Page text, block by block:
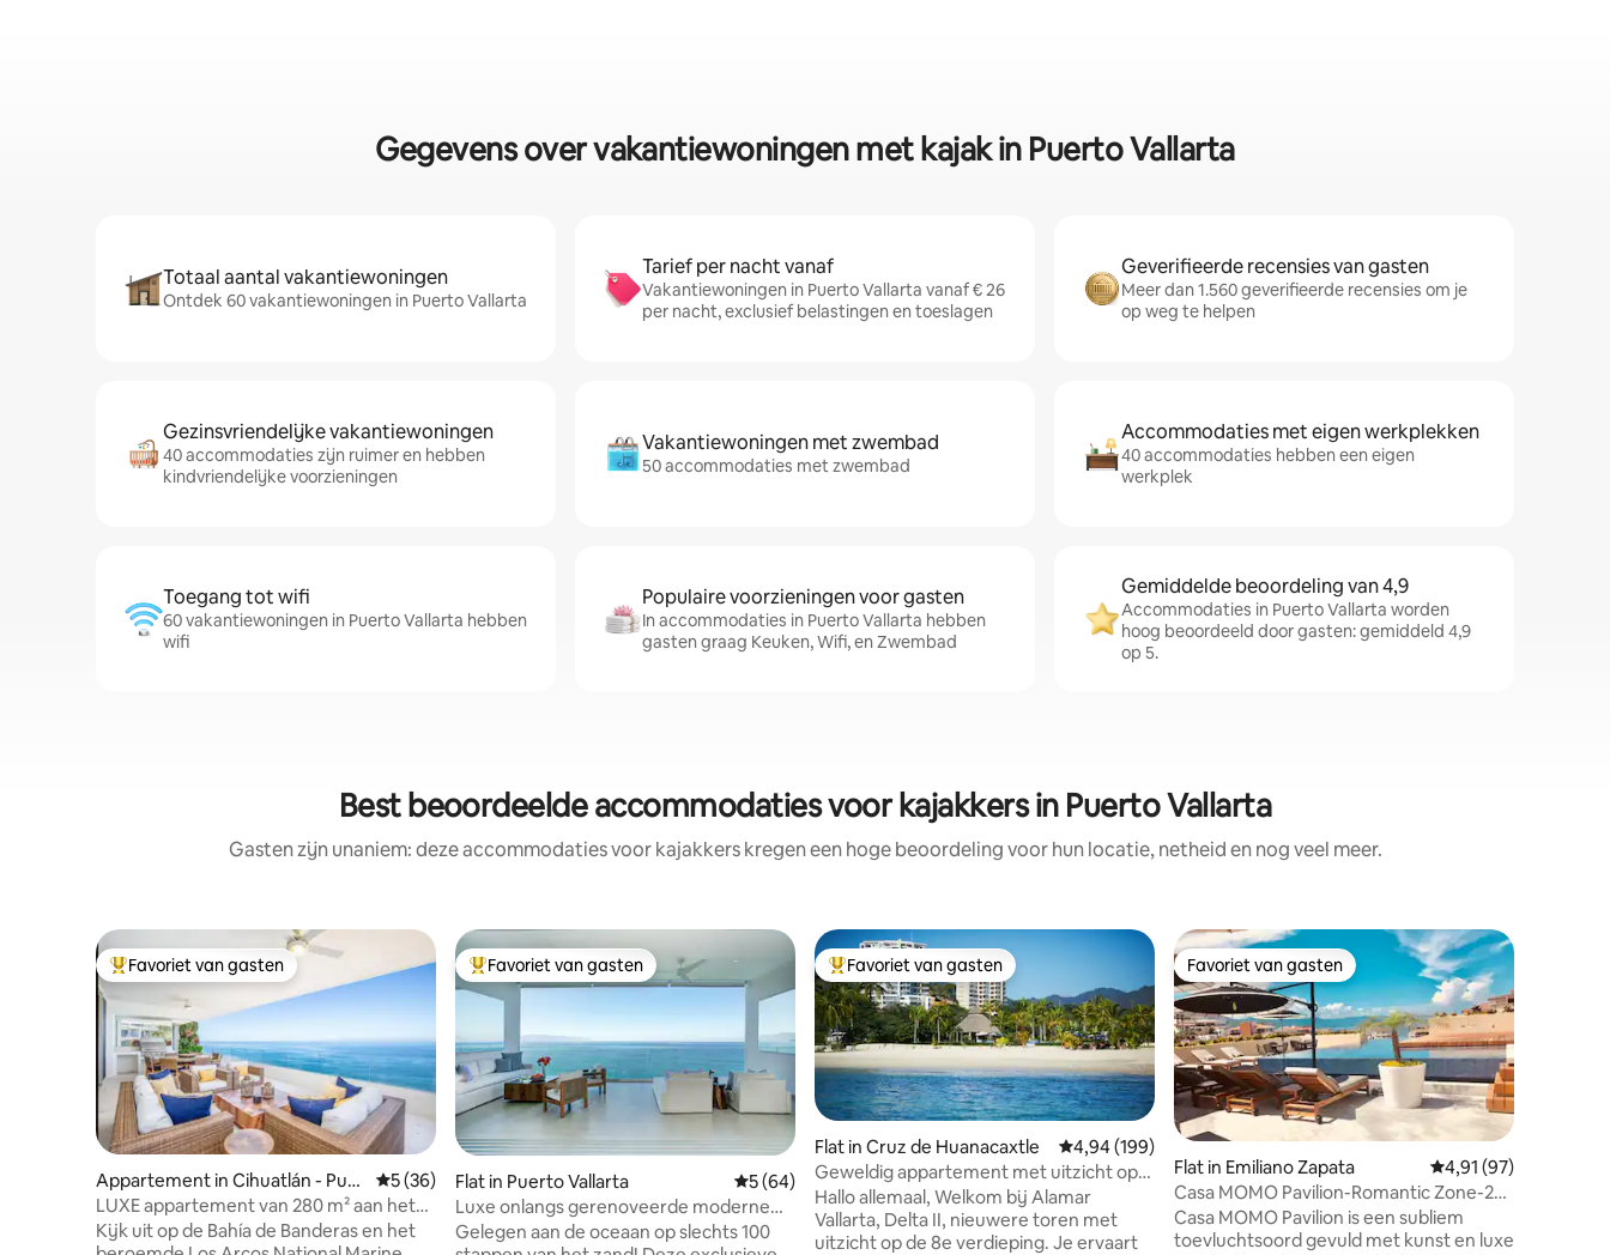
Gegevens over vakantiewoningen met kajak in Puerto Vallarta
Totaal aantal vakantiewoningen
Ontdek 60 vakantiewoningen in Puerto Vallarta
Tarief per nacht vanaf
Vakantiewoningen in Puerto Vallarta vanaf € 26
per nacht, exclusief belastingen en toeslagen
Geverifieerde recensies van gasten
Meer dan 1.560 geverifieerde recensies om je
op weg te helpen
Gezinsvriendelijke vakantiewoningen
40 accommodaties zijn ruimer en hebben
kindvriendelijke voorzieningen
Vakantiewoningen met zwembad
50 accommodaties met zwembad
Accommodaties met eigen werkplekken
40 accommodaties hebben een eigen
werkplek
Toegang tot wifi
60 vakantiewoningen in Puerto Vallarta hebben
wifi
Populaire voorzieningen voor gasten
In accommodaties in Puerto Vallarta hebben
gasten graag Keuken, Wifi, en Zwembad
Gemiddelde beoordeling van 4,9
Accommodaties in Puerto Vallarta worden
hoog beoordeeld door gasten: gemiddeld 4,9
op 5.
Best beoordeelde accommodaties voor kajakkers in Puerto Vallarta
Gasten zijn unaniem: deze accommodaties voor kajakkers kregen een hoge beoordeling voor hun locatie, netheid en nog veel meer.
Topfavoriet van gasten
Favoriet van gasten
Appartement in Cihuatlán - Puer
to Vallarta 2548
Gemiddelde beoordeling van 5 op 5, 36 recensies
5 (36)
LUXE appartement van 280 m² aan het
strand
Kijk uit op de Bahía de Banderas en het
Topfavoriet van gasten
Favoriet van gasten
Flat in Puerto Vallarta Gemiddelde beoordeling van 5 op 5, 64 recensies
5 (64)
Luxe onlangs gerenoveerde moderne
benedenverdieping aan de oceaan 2x2
Gelegen aan de oceaan op slechts 100
Topfavoriet van gasten
Favoriet van gasten
Flat in Cruz de Huanacaxtle Gemiddelde beoordeling van 4,94 op 5, 199 recensies
4,94 (199)
Geweldig appartement met uitzicht op
de oceaan!
Hallo allemaal, Welkom bij Alamar
Vallarta, Delta II, nieuwere toren met
uitzicht op de 8e verdieping. Je ervaart
Favoriet van gasten
Favoriet van gasten
Flat in Emiliano Zapata Gemiddelde
4,91 (97)
Casa MOMO Pavilion-Romantic Zone-2
Blocks Beach
Casa MOMO Pavilion is een subliem
toevluchtsoord gevuld met kunst en luxe